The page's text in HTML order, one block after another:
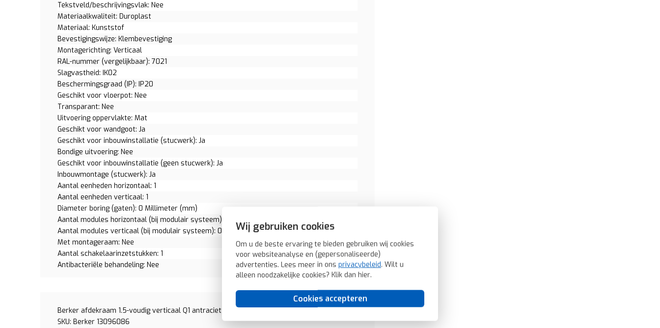
Wij gebruiken cookies
Om u de beste ervaring te bieden gebruiken wij cookies
voor websiteanalyse en (gepersonaliseerde)
advertenties. Lees meer in ons privacybeleid. Wilt u
alleen noodzakelijke cookies? Klik dan hier.
Cookies accepteren
Tekstveld/beschrijvingsvlak: Nee
Materiaalkwaliteit: Duroplast
Materiaal: Kunststof
Bevestigingswijze: Klembevestiging
Montagerichting: Verticaal
RAL-nummer (vergelijkbaar): 7021
Slagvastheid: IK02
Beschermingsgraad (IP): IP20
Geschikt voor vloerpot: Nee
Transparant: Nee
Uitvoering oppervlakte: Mat
Geschikt voor wandgoot: Ja
Geschikt voor inbouwinstallatie (stucwerk): Ja
Bondige uitvoering: Nee
Geschikt voor inbouwinstallatie (geen stucwerk): Ja
Inbouwmontage (stucwerk): Ja
Aantal eenheden horizontaal: 1
Aantal eenheden verticaal: 1
Diameter boring (gaten): 0 Millimeter (mm)
Aantal modules horizontaal (bij modulair systeem): 0
Aantal modules verticaal (bij modulair systeem): 0
Met montageraam: Nee
Aantal schakelaarinzetstukken: 1
Antibacteriële behandeling: Nee
Berker afdekraam 1.5-voudig verticaal Q1 antraciet (13096086)
SKU: Berker 13096086